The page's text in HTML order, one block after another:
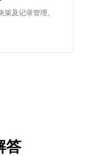
及记录管理。
答